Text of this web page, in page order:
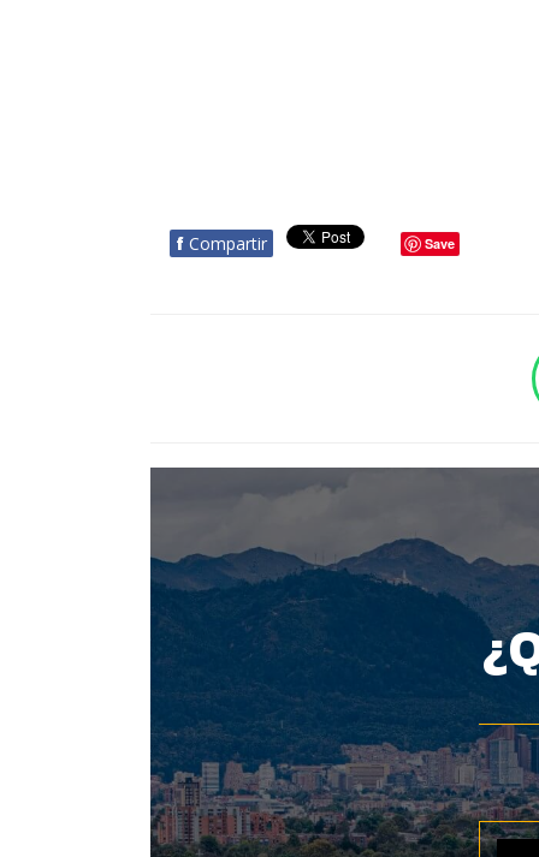
f Compartir Save